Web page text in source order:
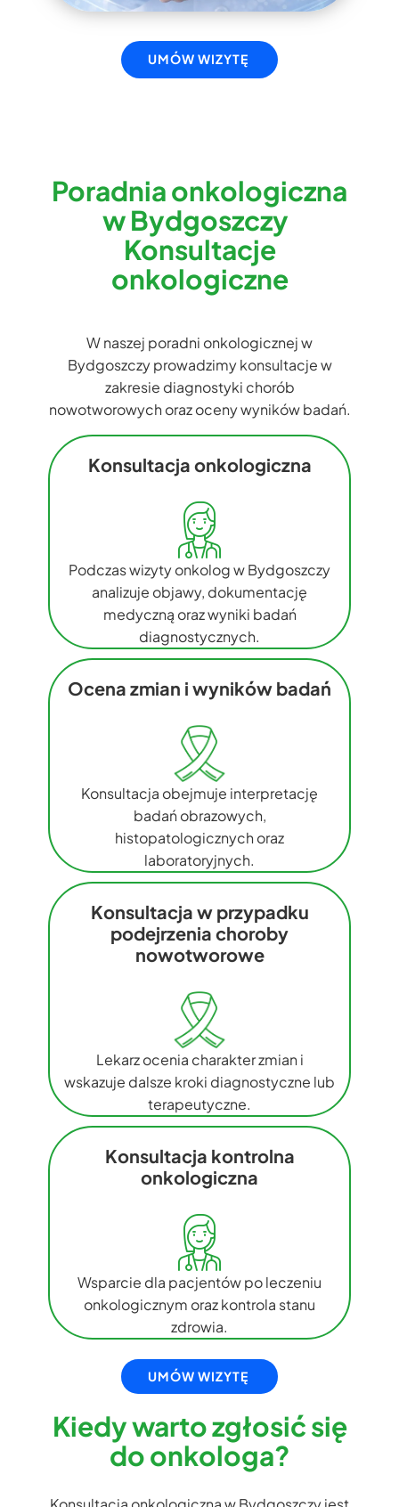
UMÓW WIZYTĘ
Poradnia onkologiczna
w Bydgoszczy ​
Konsultacje
onkologiczne
W naszej poradni onkologicznej w
Bydgoszczy prowadzimy konsultacje w
zakresie diagnostyki chorób
nowotworowych oraz oceny wyników badań.
Konsultacja onkologiczna
Podczas wizyty onkolog w Bydgoszczy
analizuje objawy, dokumentację
medyczną oraz wyniki badań
diagnostycznych.
Ocena zmian i wyników badań
Konsultacja obejmuje interpretację
badań obrazowych,
histopatologicznych oraz
laboratoryjnych.
Konsultacja w przypadku
podejrzenia choroby
nowotworowe
Lekarz ocenia charakter zmian i
wskazuje dalsze kroki diagnostyczne lub
terapeutyczne.
Konsultacja kontrolna
onkologiczna
Wsparcie dla pacjentów po leczeniu
onkologicznym oraz kontrola stanu
zdrowia.
UMÓW WIZYTĘ
Kiedy warto zgłosić się
do onkologa?